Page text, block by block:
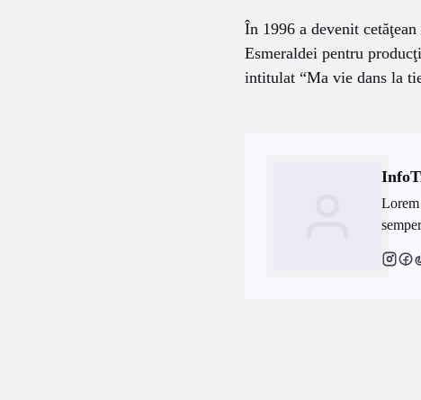
În 1996 a devenit
Esmeraldei pentru
intitulat “Ma vie dans la
Lorem